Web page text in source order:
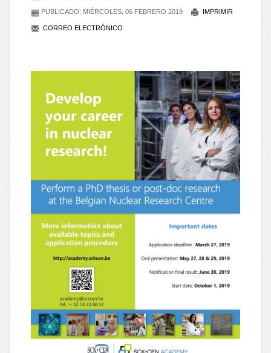
PUBLICADO: MIÉRCOLES, 06 FEBRERO 2019 IMPRIMIR
CORREO ELECTRÓNICO